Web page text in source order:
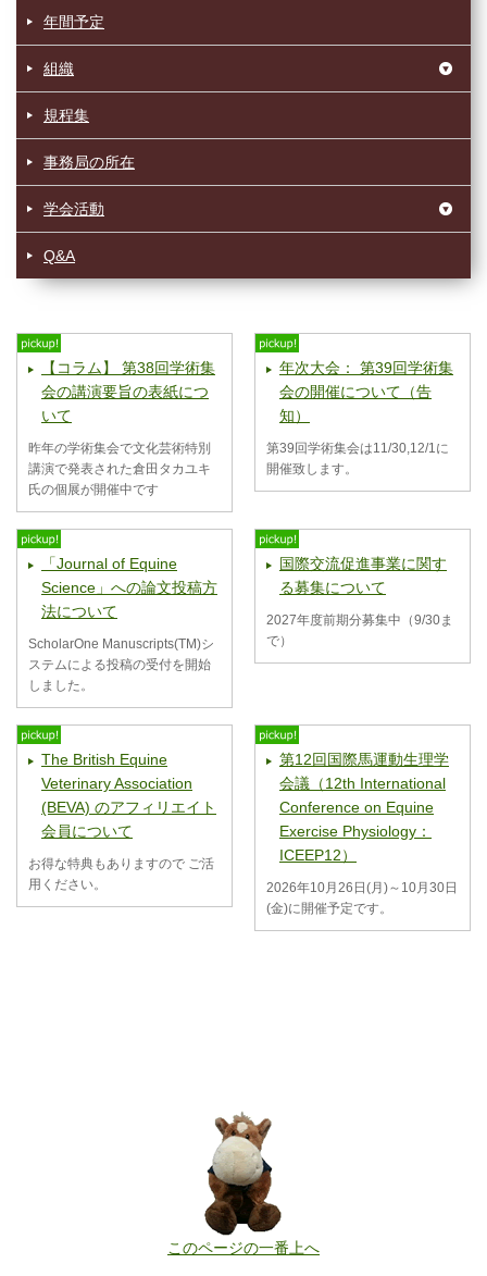
年間予定
組織
規程集
事務局の所在
学会活動
Q&A
【コラム】 第38回学術集
会の講演要旨の表紙につ
いて
昨年の学術集会で文化芸術特別
講演で発表された倉田タカユキ
氏の個展が開催中です
年次大会： 第39回学術集
会の開催について（告
知）
第39回学術集会は11/30,12/1に
開催致します。
「Journal of Equine
Science」への論文投稿方
法について
ScholarOne Manuscripts(TM)シ
ステムによる投稿の受付を開始
しました。
国際交流促進事業に関す
る募集について
2027年度前期分募集中（9/30ま
で）
The British Equine
Veterinary Association
(BEVA) のアフィリエイト
会員について
お得な特典もありますので ご活
用ください。
第12回国際馬運動生理学
会議（12th International
Conference on Equine
Exercise Physiology：
ICEEP12）
2026年10月26日(月)～10月30日
(金)に開催予定です。
このページの一番上へ